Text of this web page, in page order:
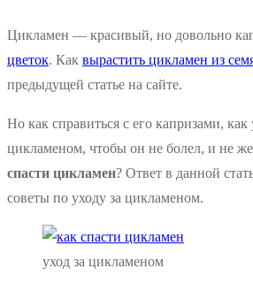
Цикламен — красивый, но довольно
цветок. Как вырастить цикламен из
предыдущей статье на сайте.
Но как справиться с его капризами, как
цикламеном, чтобы он не болел, и не
спасти цикламен? Ответ в данной
советы по уходу за цикламеном.
уход за цикламеном